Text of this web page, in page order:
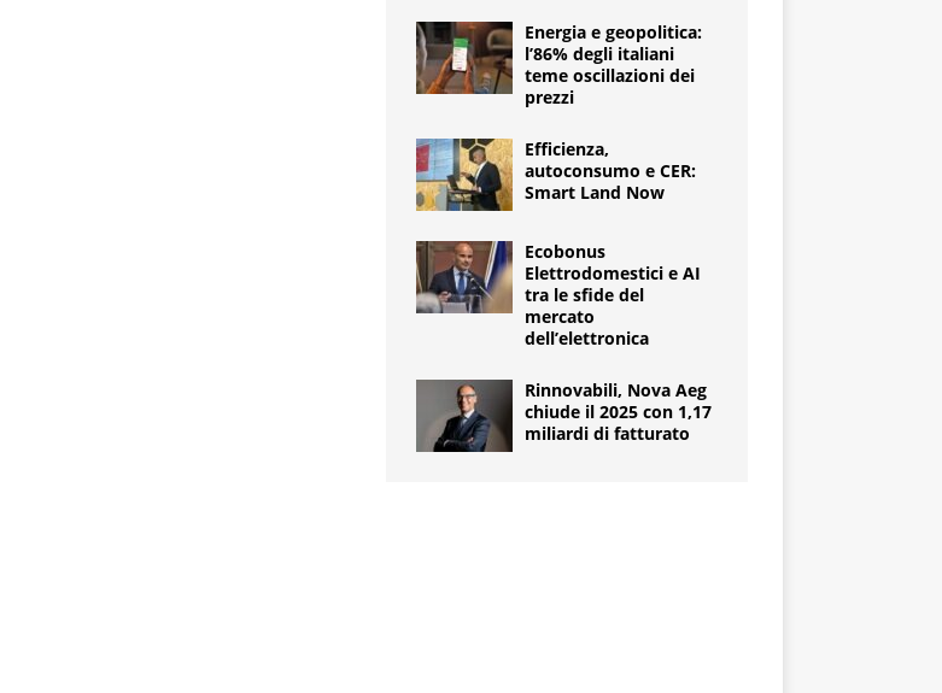
Energia e geopolitica:
l’86% degli italiani
teme oscillazioni dei
prezzi
Efficienza,
autoconsumo e CER:
Smart Land Now
Ecobonus
Elettrodomestici e AI
tra le sfide del
mercato
dell’elettronica
Rinnovabili, Nova Aeg
chiude il 2025 con 1,17
miliardi di fatturato